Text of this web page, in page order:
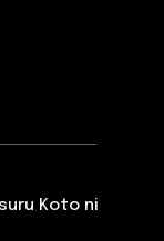
Koto ni